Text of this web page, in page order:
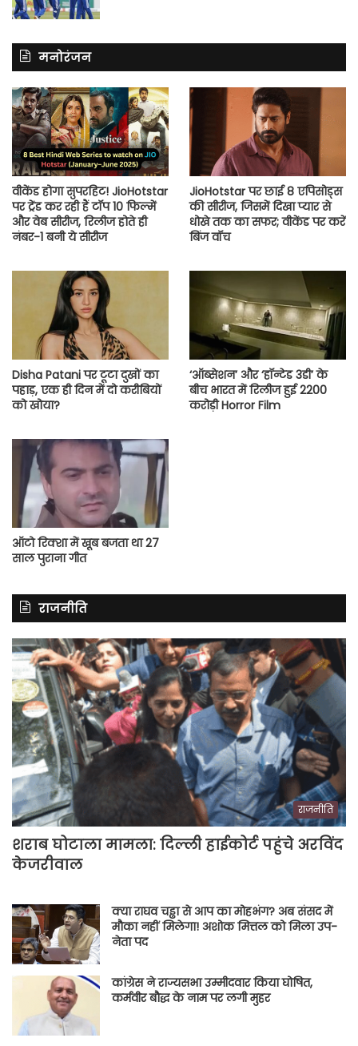
मनोरंजन
वीकेंड होगा सुपरहिट! JioHotstar
पर ट्रेंड कर रही हैं टॉप 10 फिल्में
और वेब सीरीज, रिलीज होते ही
नंबर-1 बनी ये सीरीज
JioHotstar पर छाई 8 एपिसोड्स
की सीरीज, जिसमें दिखा प्यार से
धोखे तक का सफर; वीकेंड पर करें
बिंज वॉच
Disha Patani पर टूटा दुखों का
पहाड़, एक ही दिन में दो करीबियों
को खोया?
‘ऑब्सेशन’ और ‘हॉन्टेड 3डी’ के
बीच भारत में रिलीज हुई 2200
करोड़ी Horror Film
ऑटो रिक्शा में खूब बजता था 27
साल पुराना गीत
राजनीति
राजनीति
शराब घोटाला मामला: दिल्ली हाईकोर्ट पहुंचे अरविंद
केजरीवाल
क्या राघव चड्ढा से आप का मोहभंग? अब संसद में
मौका नहीं मिलेगा! अशोक मित्तल को मिला उप-
नेता पद
कांग्रेस ने राज्यसभा उम्मीदवार किया घोषित,
कर्मवीर बौद्ध के नाम पर लगी मुहर